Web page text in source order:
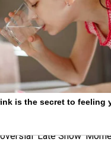
is the secret to feeling